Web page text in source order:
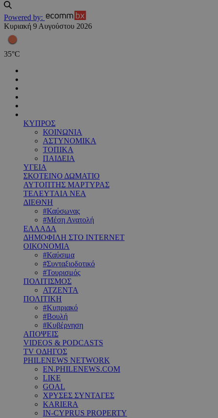
Powered by:
Κυριακή 9 Αυγούστου 2026
35°C
ΚΥΠΡΟΣ
ΚΟΙΝΩΝΙΑ
ΑΣΤΥΝΟΜΙΚΑ
ΤΟΠΙΚΑ
ΠΑΙΔΕΙΑ
ΥΓΕΙΑ
ΣΚΟΤΕΙΝΟ ΔΩΜΑΤΙΟ
ΑΥΤΟΠΤΗΣ ΜΑΡΤΥΡΑΣ
ΤΕΛΕΥΤΑΙΑ ΝΕΑ
ΔΙΕΘΝΗ
#Καύσωνας
#Μέση Ανατολή
ΕΛΛΑΔΑ
ΔΗΜΟΦΙΛΗ ΣΤΟ INTERNET
ΟΙΚΟΝΟΜΙΑ
#Καύσιμα
#Συνταξιοδοτικό
#Τουρισμός
ΠΟΛΙΤΙΣΜΟΣ
ΑΤΖΕΝΤΑ
ΠΟΛΙΤΙΚΗ
#Κυπριακό
#Βουλή
#Κυβέρνηση
ΑΠΟΨΕΙΣ
VIDEOS & PODCASTS
TV ΟΔΗΓΟΣ
PHILENEWS NETWORK
EN.PHILENEWS.COM
LIKE
GOAL
ΧΡΥΣΕΣ ΣΥΝΤΑΓΕΣ
KARIERA
IN-CYPRUS PROPERTY